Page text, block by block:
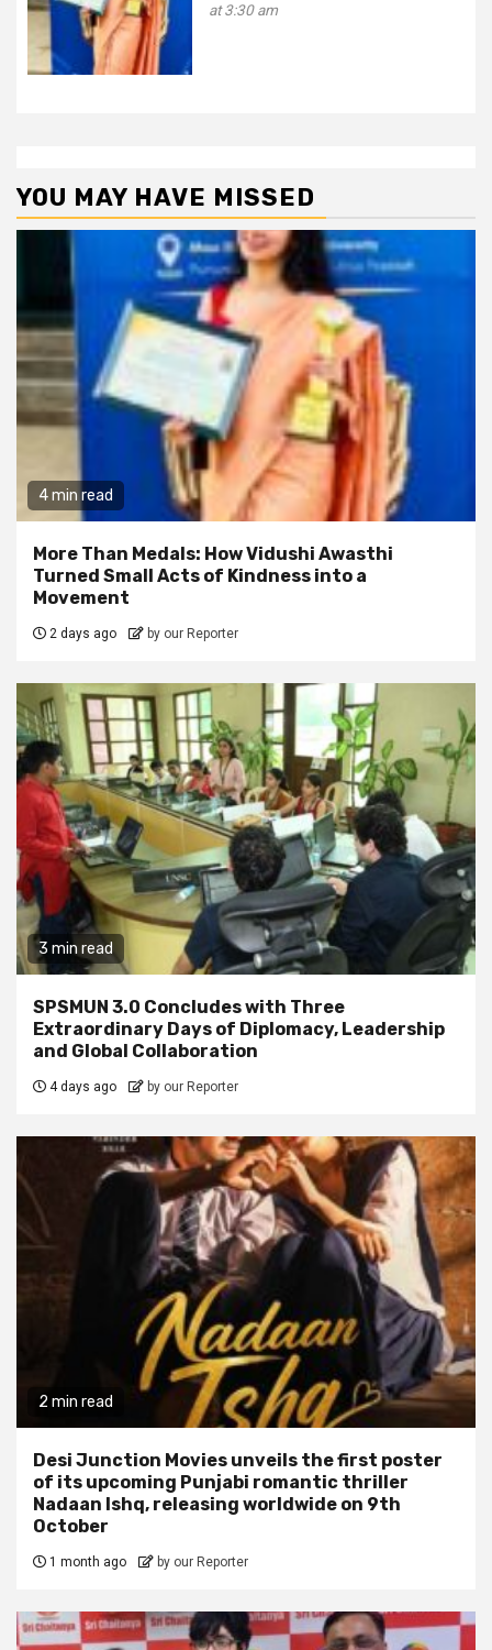
at 3:30 am
YOU MAY HAVE MISSED
4 min read
More Than Medals: How Vidushi Awasthi
Turned Small Acts of Kindness into a
Movement
2 days ago by our Reporter
3 min read
SPSMUN 3.0 Concludes with Three
Extraordinary Days of Diplomacy, Leadership
and Global Collaboration
4 days ago by our Reporter
2 min read
Desi Junction Movies unveils the first poster
of its upcoming Punjabi romantic thriller
Nadaan Ishq, releasing worldwide on 9th
October
1 month ago by our Reporter